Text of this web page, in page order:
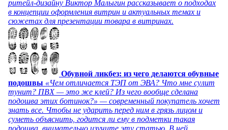
ритейл-дизайну Виктор Малыгин рассказывает о подходах
в концепции оформления витрин и актуальных темах и
сюжетах для презентации товара в витринах.
Обувной ликбез: из чего делаются обувные
подошвы «Чем отличается ТЭП от ЭВА? Что мне сулит
тунит? ПВХ — это же клей? Из чего вообще сделана
подошва этих ботинок?» — современный покупатель хочет
знать все. Чтобы не ударить перед ним в грязь лицом и
суметь объяснить, годится ли ему в подметки такая
подошва, внимательно изучите эту статью. В ней